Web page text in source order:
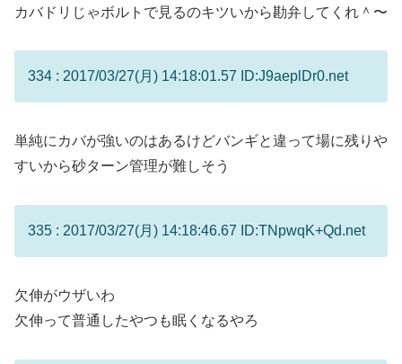
カバドリじゃボルトで見るのキツいから勘弁してくれ＾〜
334 : 2017/03/27(月) 14:18:01.57 ID:J9aeplDr0.net
単純にカバが強いのはあるけどバンギと違って場に残りや
すいから砂ターン管理が難しそう
335 : 2017/03/27(月) 14:18:46.67 ID:TNpwqK+Qd.net
欠伸がウザいわ
欠伸って普通したやつも眠くなるやろ